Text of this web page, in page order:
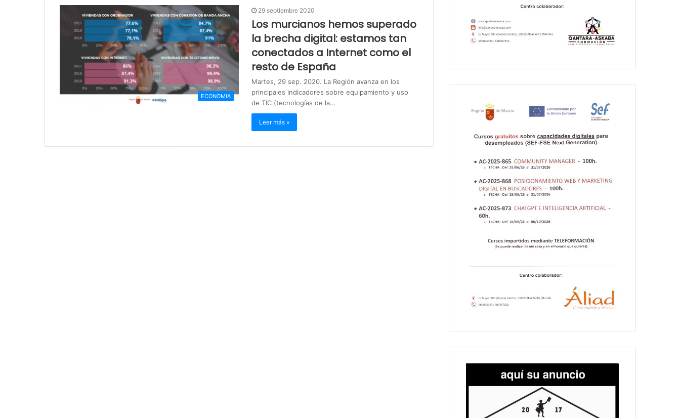
ECONOMIA
29 septiembre 2020
Los murcianos hemos superado
la brecha digital: estamos tan
conectados a Internet como el
resto de España
Martes, 29 sep. 2020. La Región avanza en los
principales indicadores sobre equipamiento y uso
de TIC (tecnologías de la…
Leer más »